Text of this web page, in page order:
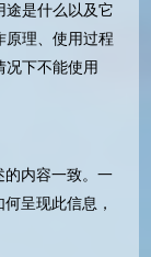
途是什么以及它
原理、使用过程
况下不能使用
的内容一致。一
呈现此信息，